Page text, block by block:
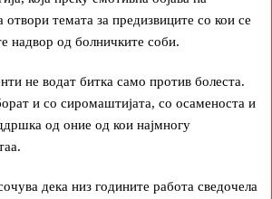
отвори темата за предизвиците со кои се
надвор од болничките соби.
не водат битка само против болеста.
и со сиромаштијата, со осаменоста и
од оние од кои најмногу
дека низ годините работа сведочела